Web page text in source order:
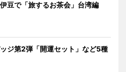
豆で「旅するお茶会」台湾編
ジ第2弾「開運セット」など5種